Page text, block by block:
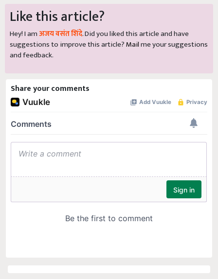
Like this article?
Hey! I amअजय वसंत शिंदे. Did you liked this article and have
suggestions to improve this article?Mailme your suggestions
and feedback.
Share your comments